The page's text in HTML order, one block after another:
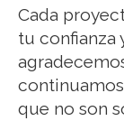
Cada
tu confianza
que no son